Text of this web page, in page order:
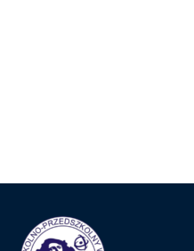
Przydatne
Ministerstwo edukacji
Kuratorium Oświaty